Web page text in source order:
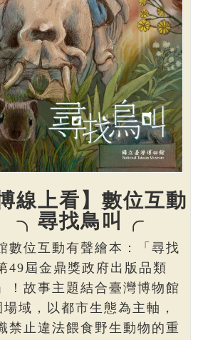
線上看】數位互動
╮尋找鳥叫╭
數位互動有聲繪本：「尋找
49屆金鼎獎政府出版品類
！故事主題結合臺灣博物館
域，以都市生態為主軸，
禁止違法餵食野生動物的重